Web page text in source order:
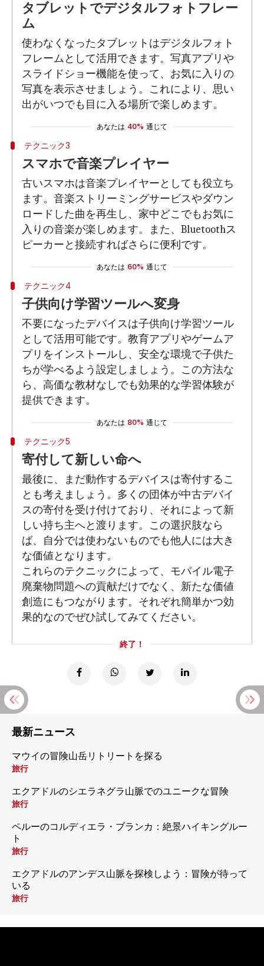
タブレットでデジタルフォトフレー
ム
使わなくなったタブレットはデジタルフォト
フレームとして活用できます。写真アプリや
スライドショー機能を使って、お気に入りの
写真を表示させましょう。これにより、思い
出がいつでも目に入る場所で楽しめます。
あなたは 40% 通じて
テクニック3
スマホで音楽プレイヤー
古いスマホは音楽プレイヤーとしても役立ち
ます。音楽ストリーミングサービスやダウン
ロードした曲を再生し、家中どこでもお気に
入りの音楽が楽しめます。また、Bluetoothス
ピーカーと接続すればさらに便利です。
あなたは 60% 通じて
テクニック4
子供向け学習ツールへ変身
不要になったデバイスは子供向け学習ツール
として活用可能です。教育アプリやゲームア
プリをインストールし、安全な環境で子供た
ちが学べるよう設定しましょう。この方法な
ら、高価な教材なしでも効果的な学習体験が
提供できます。
あなたは 80% 通じて
テクニック5
寄付して新しい命へ
最後に、まだ動作するデバイスは寄付するこ
とも考えましょう。多くの団体が中古デバイ
スの寄付を受け付けており、それによって新
しい持ち主へと渡ります。この選択肢なら
ば、自分では使わないものでも他人には大き
な価値となります。
これらのテクニックによって、モバイル電子
廃棄物問題への貢献だけでなく、新たな価値
創造にもつながります。それぞれ簡単かつ効
果的なのでぜひ試してみてください。
終了！
最新ニュース
マウイの冒険山岳リトリートを探る
旅行
エクアドルのシエラネグラ山脈でのユニークな冒険
旅行
ペルーのコルディエラ・ブランカ：絶景ハイキングルー
ト
旅行
エクアドルのアンデス山脈を探検しよう：冒険が待って
いる
旅行